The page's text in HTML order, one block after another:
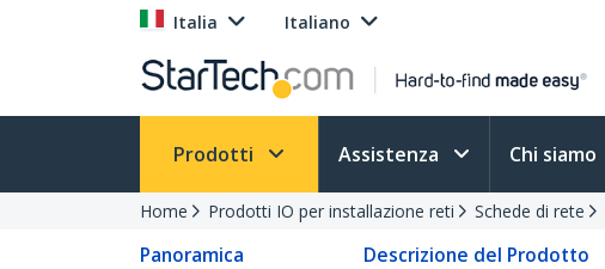
Italia Italiano
Prodotti Assistenza Chi siamo
Home Prodotti IO per installazione reti Schede di rete
Panoramica Descrizione del Prodotto